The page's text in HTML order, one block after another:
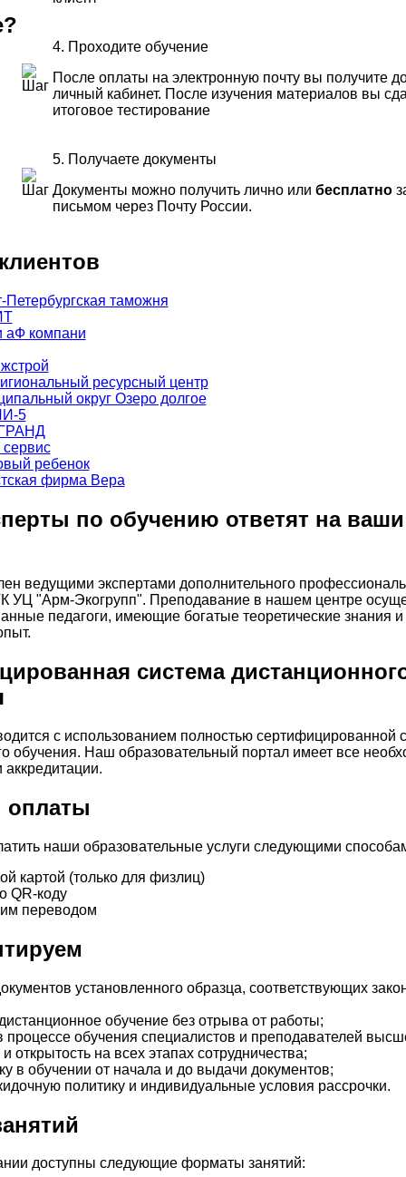
4. Проходите обучение
После оплаты на электронную почту вы получите
личный кабинет. После изучения материалов вы
итоговое тестирование
5. Получаете документы
Документы можно получить лично илибесплатно
письмом через Почту России.
по обучению ответят на ваши
ведущими экспертами дополнительного
УЦ "Арм-Экогрупп". Преподавание в нашем центре
педагоги, имеющие богатые теоретические знания
система
с использованием полностью сертифицированной
обучения. Наш образовательный портал имеет все
наши образовательные услуги следующими
картой (только для физлиц)
QR-коду
переводом
установленного образца, соответствующих
обучение без отрыва от работы;
процессе обучения специалистов и преподавателей
открытость на всех этапах сотрудничества;
в обучении от начала и до выдачи документов;
политику и индивидуальные условия рассрочки.
доступны следующие форматы занятий: